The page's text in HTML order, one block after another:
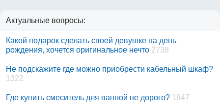
Актуальные вопросы:
Какой подарок сделать своей девушке на день
рождения, хочется оригинальное нечто 2738
Не подскажите где можно приобрести кабельный шкаф?
1322
Где купить смеситель для ванной не дорого? 1847